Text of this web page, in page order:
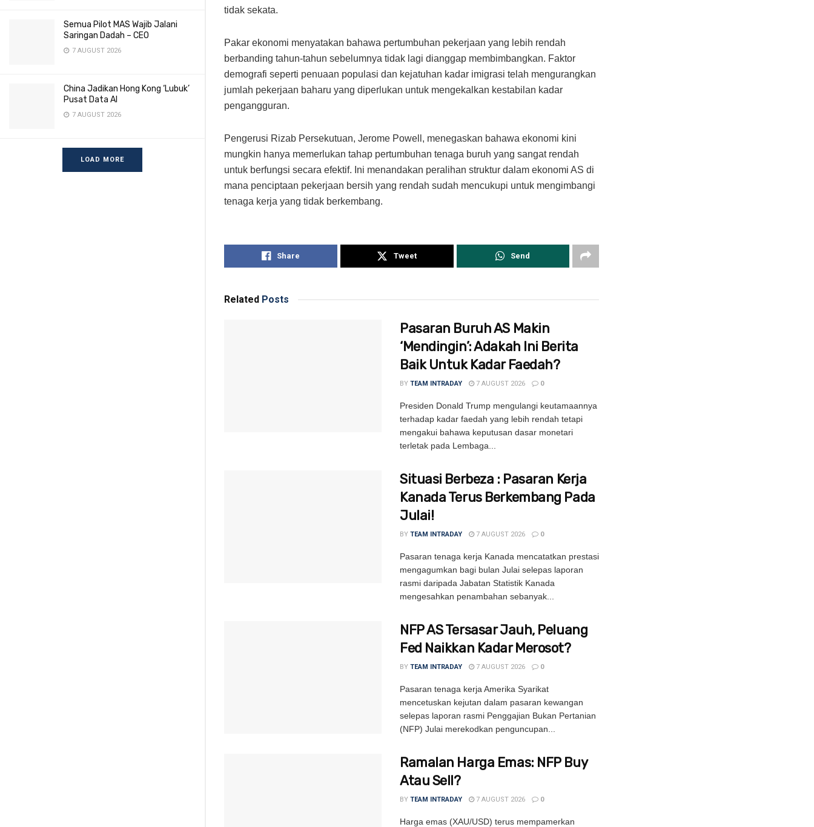
Semua Pilot MAS Wajib Jalani
Saringan Dadah – CEO
7 AUGUST 2026
China Jadikan Hong Kong ‘Lubuk’
Pusat Data AI
7 AUGUST 2026
LOAD MORE
tidak sekata.
Pakar ekonomi menyatakan bahawa pertumbuhan pekerjaan yang lebih rendah
berbanding tahun-tahun sebelumnya tidak lagi dianggap membimbangkan. Faktor
demografi seperti penuaan populasi dan kejatuhan kadar imigrasi telah mengurangkan
jumlah pekerjaan baharu yang diperlukan untuk mengekalkan kestabilan kadar
pengangguran.
Pengerusi Rizab Persekutuan, Jerome Powell, menegaskan bahawa ekonomi kini
mungkin hanya memerlukan tahap pertumbuhan tenaga buruh yang sangat rendah
untuk berfungsi secara efektif. Ini menandakan peralihan struktur dalam ekonomi AS di
mana penciptaan pekerjaan bersih yang rendah sudah mencukupi untuk mengimbangi
tenaga kerja yang tidak berkembang.
Share Tweet Send
Related Posts
Pasaran Buruh AS Makin
‘Mendingin’: Adakah Ini Berita
Baik Untuk Kadar Faedah?
BY TEAM INTRADAY 7 AUGUST 2026 0
Presiden Donald Trump mengulangi keutamaannya
terhadap kadar faedah yang lebih rendah tetapi
mengakui bahawa keputusan dasar monetari
terletak pada Lembaga...
Situasi Berbeza : Pasaran Kerja
Kanada Terus Berkembang Pada
Julai!
BY TEAM INTRADAY 7 AUGUST 2026 0
Pasaran tenaga kerja Kanada mencatatkan prestasi
mengagumkan bagi bulan Julai selepas laporan
rasmi daripada Jabatan Statistik Kanada
mengesahkan penambahan sebanyak...
NFP AS Tersasar Jauh, Peluang
Fed Naikkan Kadar Merosot?
BY TEAM INTRADAY 7 AUGUST 2026 0
Pasaran tenaga kerja Amerika Syarikat
mencetuskan kejutan dalam pasaran kewangan
selepas laporan rasmi Penggajian Bukan Pertanian
(NFP) Julai merekodkan penguncupan...
Ramalan Harga Emas: NFP Buy
Atau Sell?
BY TEAM INTRADAY 7 AUGUST 2026 0
Harga emas (XAU/USD) terus mempamerkan